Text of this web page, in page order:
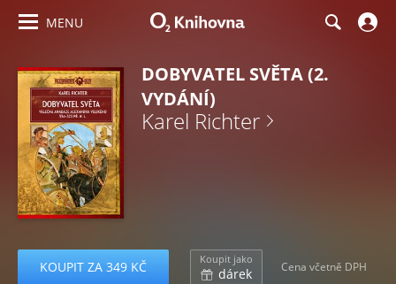
MENU
DOBYVATEL SVĚTA (2.
VYDÁNÍ)
Karel Richter
KOUPIT ZA 349 KČ Koupit jako
dárek Cena včetně DPH